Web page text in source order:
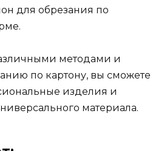
для обрезания по
методами и
по картону, вы сможете
изделия и
материала.